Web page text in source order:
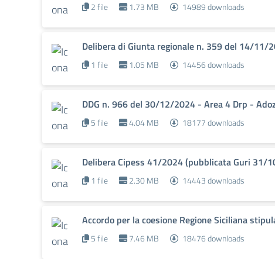
2 file 1.73 MB 14989 downloads
Delibera di Giunta regionale n. 359 del 14/11/
1 file 1.05 MB 14456 downloads
DDG n. 966 del 30/12/2024 - Area 4 Drp -
5 file 4.04 MB 18177 downloads
Delibera Cipess 41/2024 (pubblicata Guri 31/
1 file 2.30 MB 14443 downloads
Accordo per la coesione Regione Siciliana
5 file 7.46 MB 18476 downloads